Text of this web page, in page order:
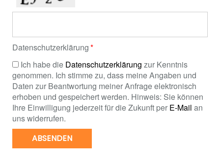
Datenschutzerklärung
Ich habe die Datenschutzerklärung zur Kenntnis
genommen. Ich stimme zu, dass meine Angaben und
Daten zur Beantwortung meiner Anfrage elektronisch
erhoben und gespeichert werden. Hinweis: Sie können
Ihre Einwilligung jederzeit für die Zukunft per E-Mail an
uns widerrufen.
ABSENDEN